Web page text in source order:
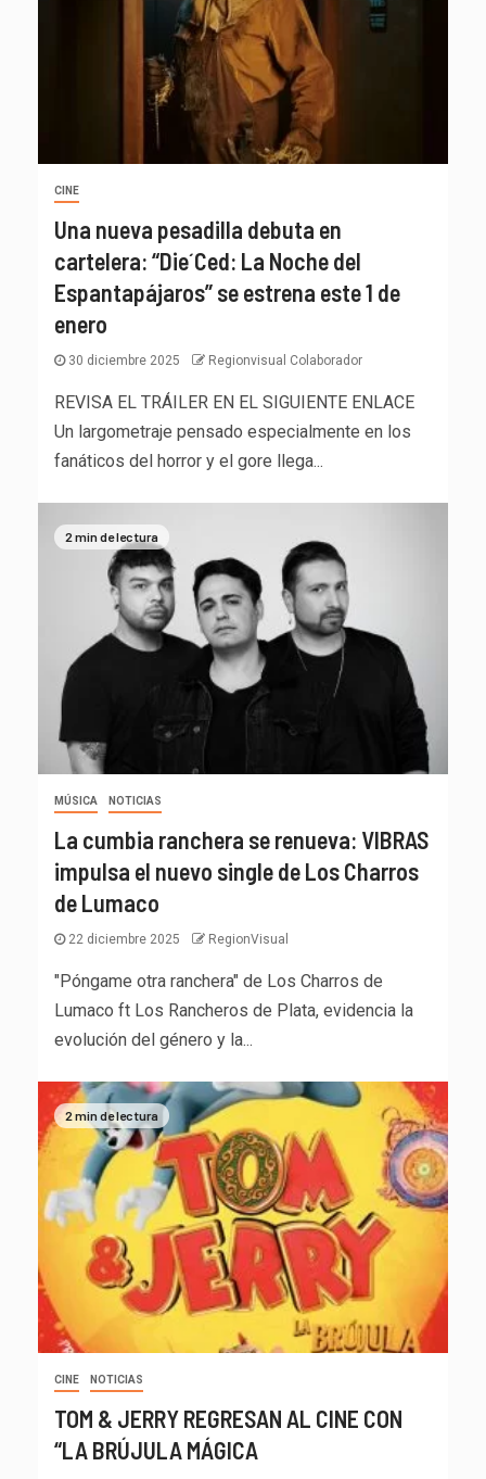
CINE
Una nueva pesadilla debuta en
cartelera: “Die´Ced: La Noche del
Espantapájaros” se estrena este 1 de
enero
30 diciembre 2025 Regionvisual Colaborador
REVISA EL TRÁILER EN EL SIGUIENTE ENLACE
Un largometraje pensado especialmente en los
fanáticos del horror y el gore llega...
2 min de lectura
MÚSICA NOTICIAS
La cumbia ranchera se renueva: VIBRAS
impulsa el nuevo single de Los Charros
de Lumaco
22 diciembre 2025 RegionVisual
"Póngame otra ranchera" de Los Charros de
Lumaco ft Los Rancheros de Plata, evidencia la
evolución del género y la...
2 min de lectura
CINE NOTICIAS
TOM & JERRY REGRESAN AL CINE CON
“LA BRÚJULA MÁGICA